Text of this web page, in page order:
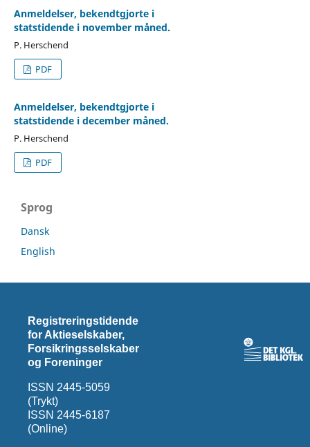
Anmeldelser, bekendtgjorte i
statstidende i november måned.
P. Herschend
PDF
Anmeldelser, bekendtgjorte i
statstidende i december måned.
P. Herschend
PDF
Sprog
Dansk
English
Registreringstidende
for Aktieselskaber,
Forsikringsselskaber
og Foreninger
ISSN 2445-5059
(Trykt)
ISSN 2445-6187
(Online)